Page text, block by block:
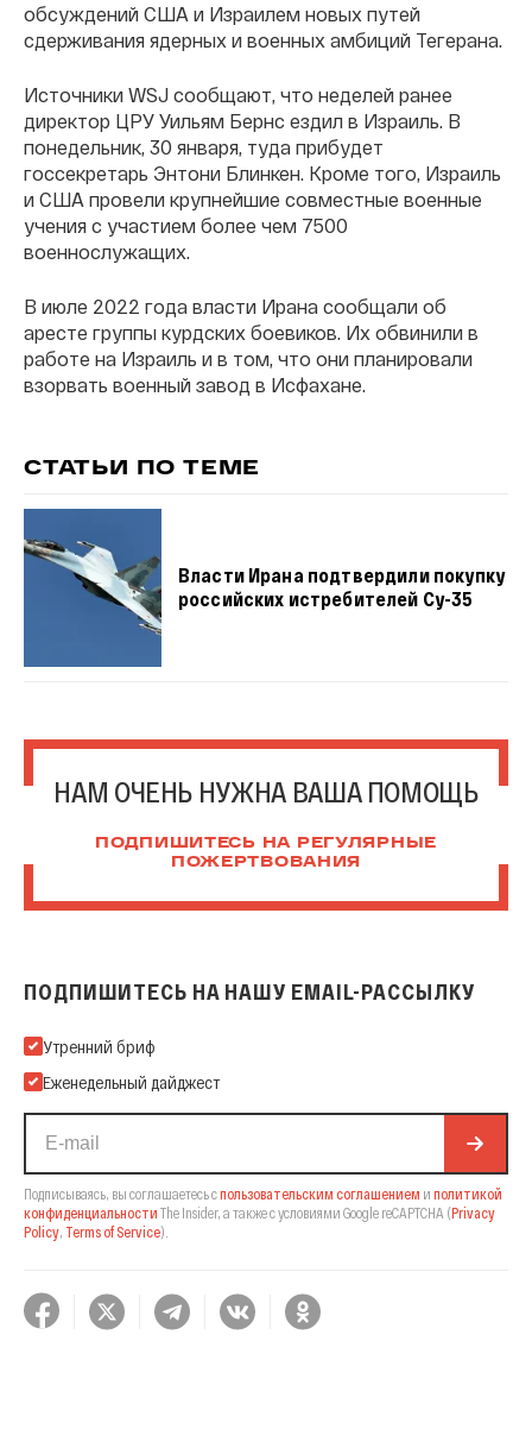
обсуждений США и Израилем новых путей
сдерживания ядерных и военных амбиций Тегерана.
Источники WSJ сообщают, что неделей ранее
директор ЦРУ Уильям Бернс ездил в Израиль. В
понедельник, 30 января, туда прибудет
госсекретарь Энтони Блинкен. Кроме того, Израиль
и США провели крупнейшие совместные военные
учения с участием более чем 7500
военнослужащих.
В июле 2022 года власти Ирана сообщали об
аресте группы курдских боевиков. Их обвинили в
работе на Израиль и в том, что они планировали
взорвать военный завод в Исфахане.
СТАТЬИ ПО ТЕМЕ
Власти Ирана подтвердили покупку
российских истребителей Су-35
НАМ ОЧЕНЬ НУЖНА ВАША ПОМОЩЬ
ПОДПИШИТЕСЬ НА РЕГУЛЯРНЫЕ
ПОЖЕРТВОВАНИЯ
ПОДПИШИТЕСЬ НА НАШУ EMAIL-РАССЫЛКУ
Подпишитесь на нашу Email-рассылку
Утренний бриф
Еженедельный дайджест
Подписываясь, вы соглашаетесь спользовательским соглашением и политикой
конфиденциальности The Insider, а также с условиями Google reCAPTCHA (Privacy
Policy, Terms of Service).